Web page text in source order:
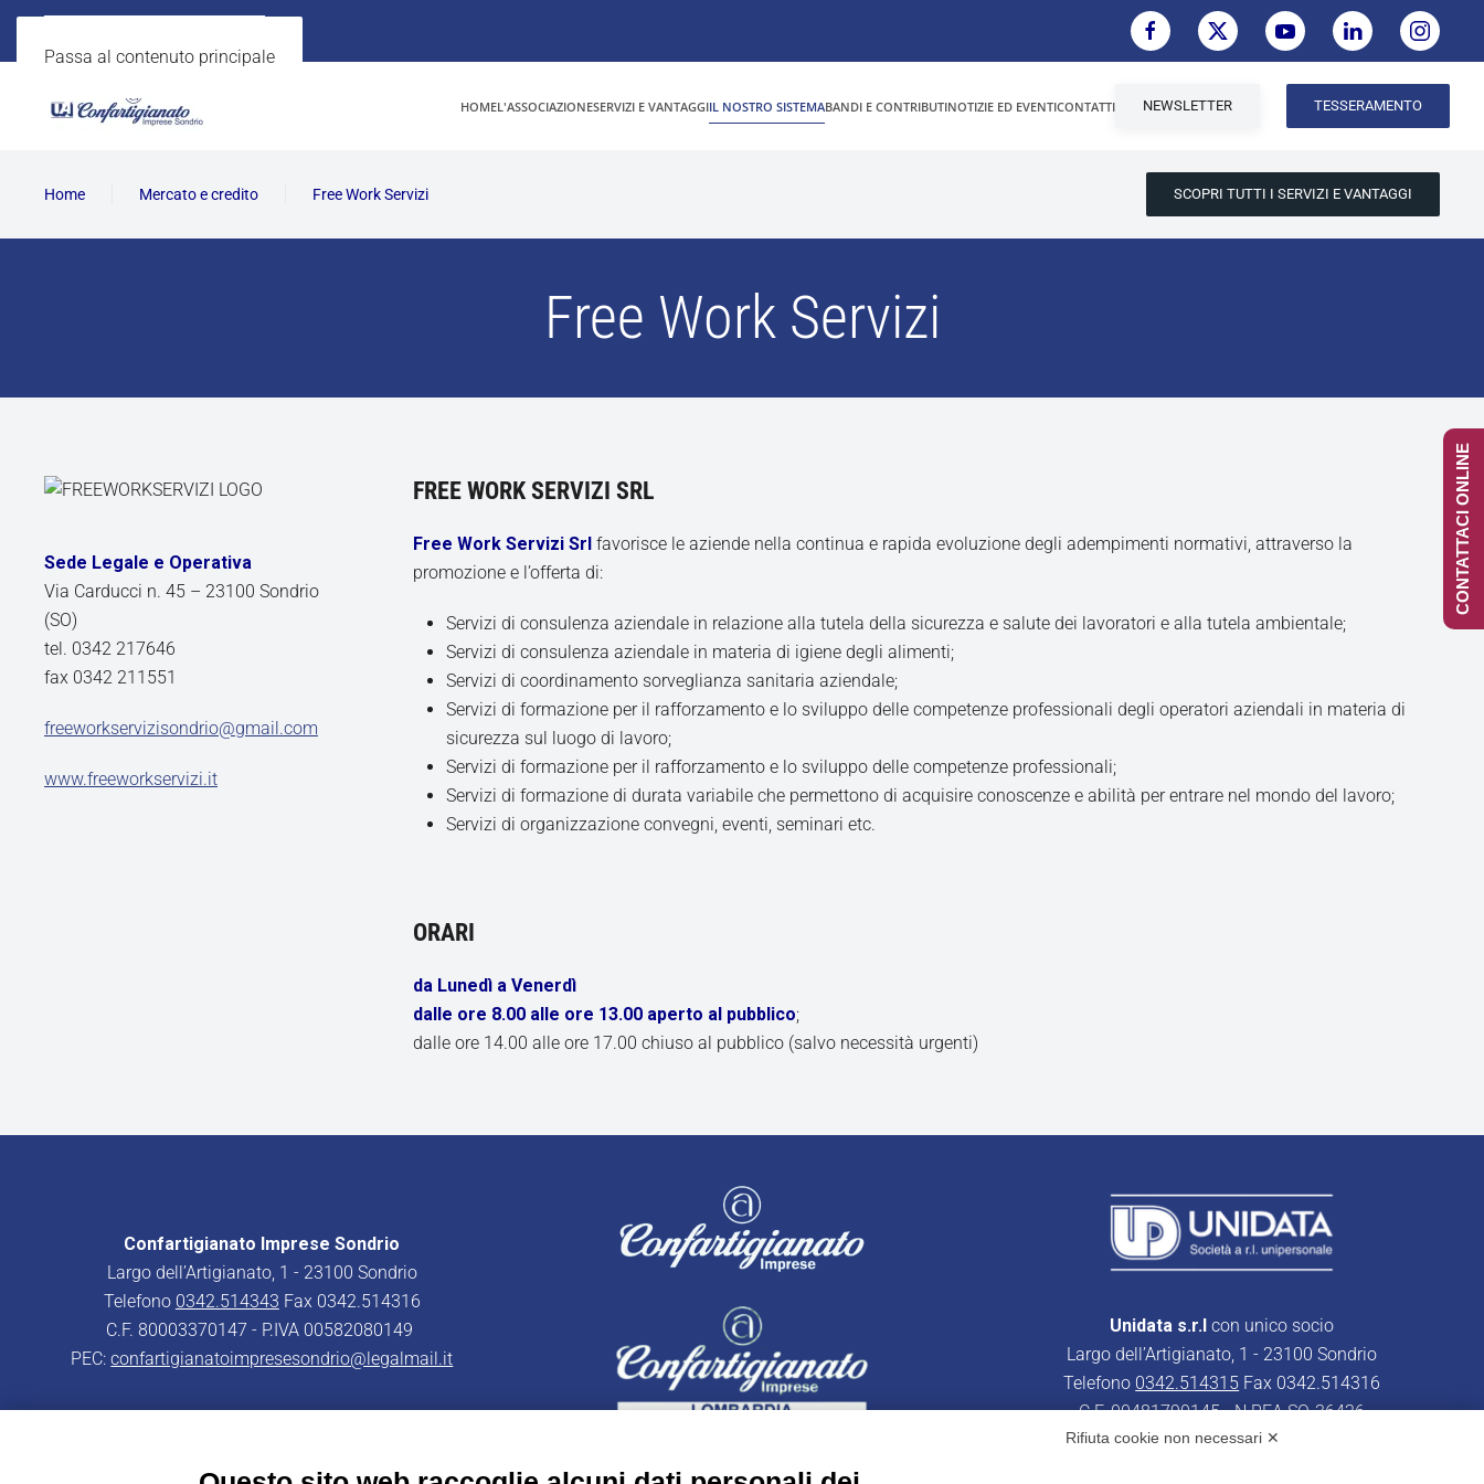
Passa al contenuto principale
HOMEL'ASSOCIAZIONESERVIZI E VANTAGGIIL NOSTRO SISTEMABANDI E CONTRIBUTINOTIZIE ED EVENTICONTATTI NEWSLETTER TESSERAMENTO
Home Mercato e credito Free Work Servizi SCOPRI TUTTI I SERVIZI E VANTAGGI
Free Work Servizi
Sede Legale e Operativa
Via Carducci n. 45 – 23100 Sondrio
(SO)
tel. 0342 217646
fax 0342 211551
freeworkservizisondrio@gmail.com
www.freeworkservizi.it
FREE WORK SERVIZI SRL
Free Work Servizi Srlfavorisce le aziende nella continua e rapida evoluzione degli adempimenti normativi, attraverso la
promozione e l’offerta di:
Servizi di consulenza aziendale in relazione alla tutela della sicurezza e salute dei lavoratori e alla tutela ambientale;
Servizi di consulenza aziendale in materia di igiene degli alimenti;
Servizi di coordinamento sorveglianza sanitaria aziendale;
Servizi di formazione per il rafforzamento e lo sviluppo delle competenze professionali degli operatori aziendali in materia di
sicurezza sul luogo di lavoro;
Servizi di formazione per il rafforzamento e lo sviluppo delle competenze professionali;
Servizi di formazione di durata variabile che permettono di acquisire conoscenze e abilità per entrare nel mondo del lavoro;
Servizi di organizzazione convegni, eventi, seminari etc.
ORARI
da Lunedì a Venerdì
dalle ore 8.00 alle ore 13.00 aperto al pubblico;
dalle ore 14.00 alle ore 17.00 chiuso al pubblico (salvo necessità urgenti)
Confartigianato Imprese Sondrio
Largo dell’Artigianato, 1 - 23100 Sondrio
Telefono 0342.514343 Fax 0342.514316
C.F. 80003370147 - P.IVA 00582080149
PEC:confartigianatoimpresesondrio@legalmail.it
Unidata s.r.l con unico socio
Largo dell’Artigianato, 1 - 23100 Sondrio
Telefono 0342.514315 Fax 0342.514316
C.F. 00481790145 - N.REA SO-36426
PEC:unidata.sondrio@legalmail.it
CONTATTACI ONLINE
Rifiuta cookie non necessari ✕